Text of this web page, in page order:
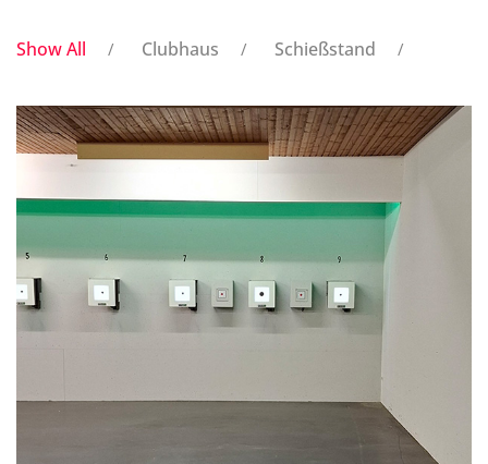
Show All / Clubhaus / Schießstand /